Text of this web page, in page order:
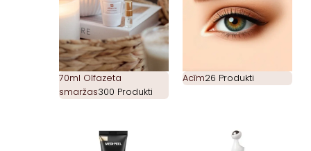
70ml Olfazeta
smaržas300 Produkti
Acīm26 Produkti